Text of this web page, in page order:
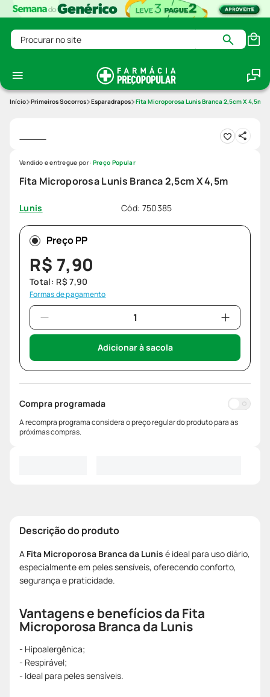
Procurar no site
Primeiros Socorros Esparadrapos Fita Microporosa Lunis Branca 2,5cm X 4,5m
Fita Microporosa Lunis Branca 2,5cm X 4,5m
Lunis Cód: 750385
Vendido e entregue por: Preço Popular
Preço PP
R$ 7,90
Total: R$ 7,90
Formas de pagamento
Adicionar à sacola
Compra programada
A recompra programa considera o preço regular do produto para as
próximas compras.
Descrição do produto
A Fita Microporosa Branca da Lunis é ideal para uso diário,
especialmente em peles sensíveis, oferecendo conforto,
segurança e praticidade.
Vantagens e benefícios da Fita
Microporosa Branca da Lunis
- Hipoalergênica;
- Respirável;
- Ideal para peles sensíveis.